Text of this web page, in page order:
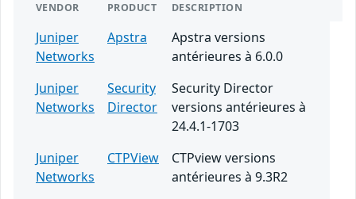
VENDOR PRODUCT DESCRIPTION
Juniper
Networks
Apstra
Apstra versions
antérieures à 6.0.0
Juniper
Networks
Security
Director
Security Director
versions antérieures à
24.4.1-1703
Juniper
Networks
CTPView
CTPview versions
antérieures à 9.3R2